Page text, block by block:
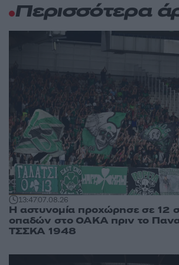
Περισσότερα
13:4707.08.26
Η αστυνομία προχώρησε σε 12
οπαδών στο ΟΑΚΑ πριν το
ΤΣΣΚΑ 1948